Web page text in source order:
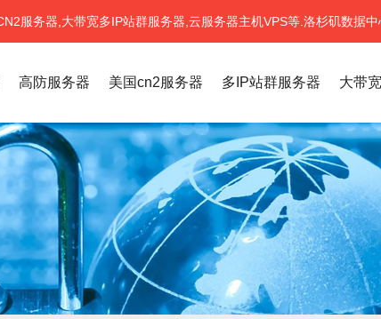
服务器,大带宽多IP站群服务器,云服务器主机VPS等.洛杉矶数据
高防服务器 美国cn2服务器 多IP站群服务器 大带